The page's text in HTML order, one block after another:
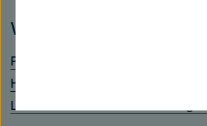
Weitere Informationen
Podcast: Hier geht es zur Folge
Helmholtz-Institut für One
Leendertz und Moderator Holger